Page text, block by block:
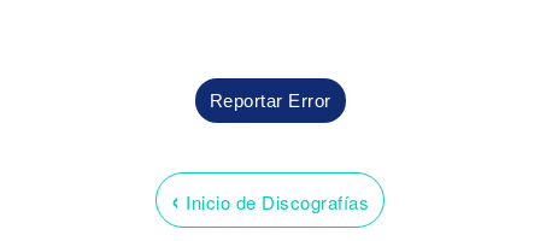
Reportar Error
‹ Inicio de Discografías